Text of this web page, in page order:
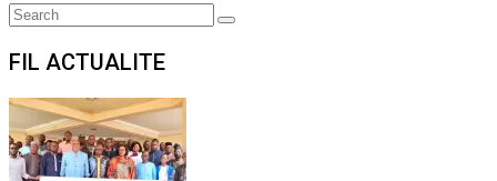
Search
Search
FIL ACTUALITE